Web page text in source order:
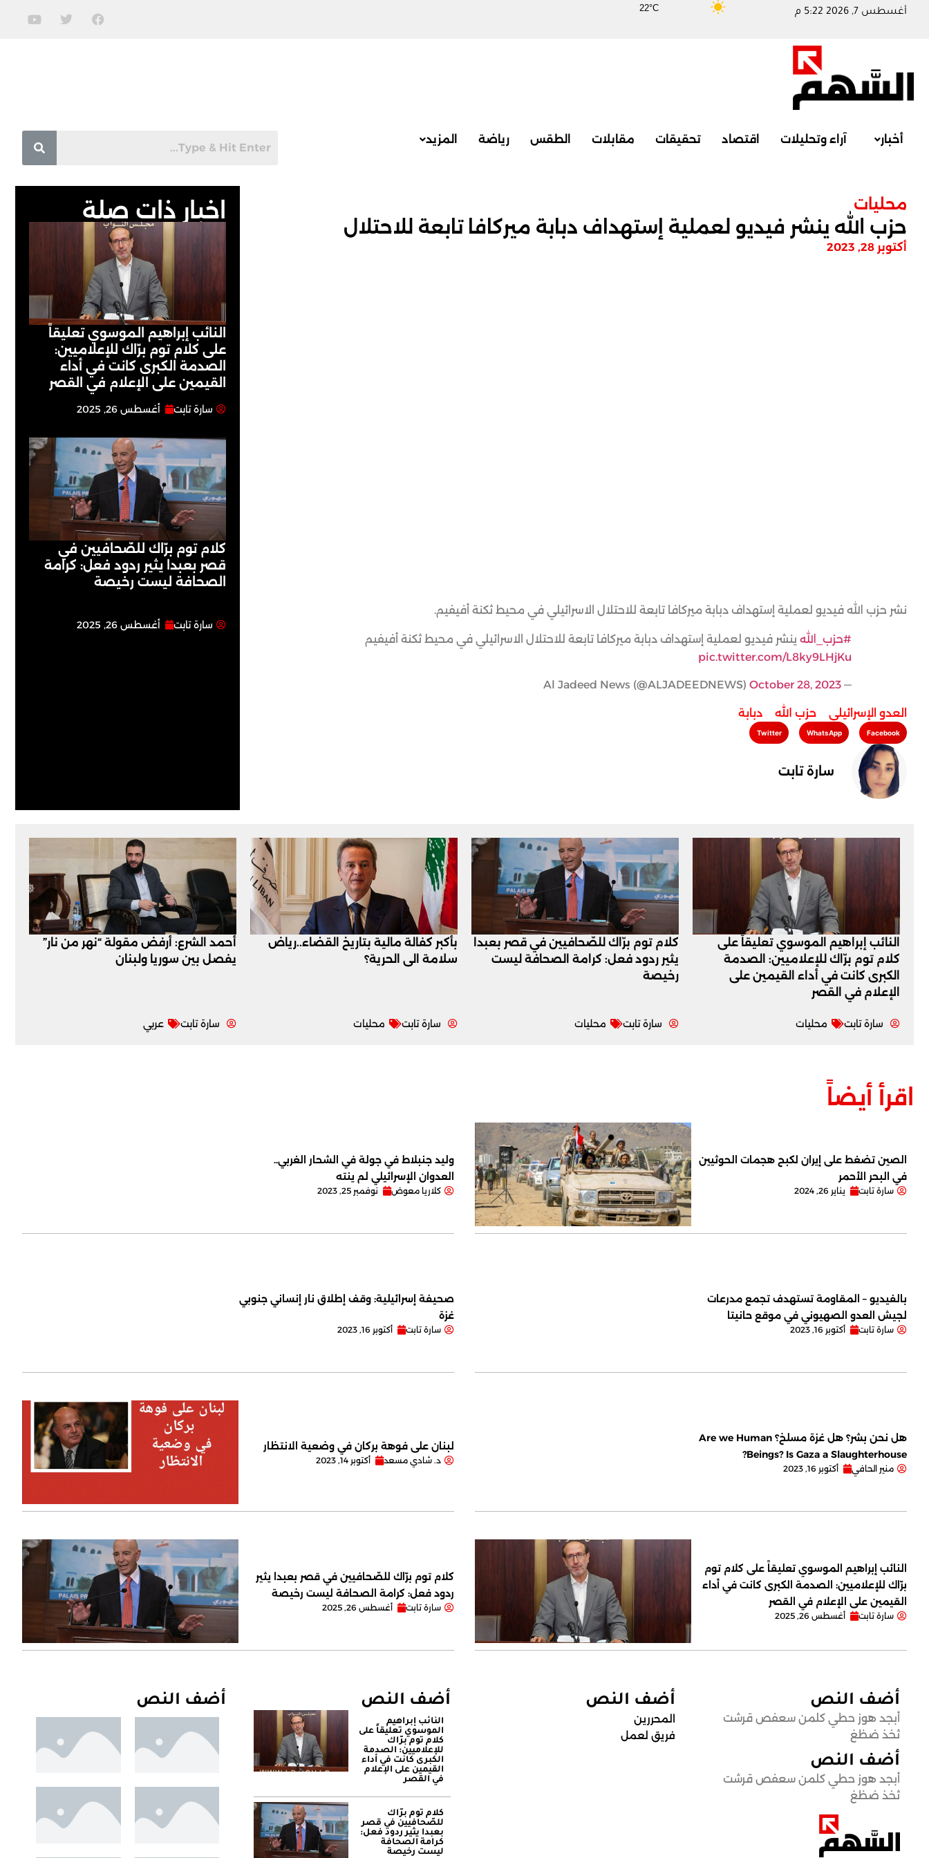
22°C أغسطس 7, 2026 5:22 م
أخبار آراء وتحليلات اقتصاد تحقيقات مقابلات الطقس رياضة المزيد
اخبار ذات صلة
النائب إبراهيم الموسوي تعليقاً
على كلام توم برّاك للإعلاميين:
الصدمة الكبرى كانت في أداء
القيمين على ‏الإعلام في القصر
سارة تابت أغسطس 26, 2025
كلام توم برّاك للصّحافيين في
قصر بعبدا يثير ردود فعل: كرامة
الصحافة ليست رخيصة
سارة تابت أغسطس 26, 2025
محليات
حزب الله ينشر فيديو لعملية إستهداف دبابة ميركافا تابعة للاحتلال
أكتوبر 28, 2023
نشر حزب الله فيديو لعملية إستهداف دبابة ميركافا تابعة للاحتلال الاسرائيلي في محيط ثكنة أفيفيم.
#حزب_الله ينشر فيديو لعملية إستهداف دبابة ميركافا تابعة للاحتلال الاسرائيلي في محيط ثكنة أفيفيم
pic.twitter.com/L8ky9LHjKu
— Al Jadeed News (@ALJADEEDNEWS)
October 28, 2023
العدو الإسرائيلي حزب الله دبابة
Facebook
WhatsApp
Twitter
سارة تابت
النائب إبراهيم الموسوي تعليقاً على
كلام توم برّاك للإعلاميين: الصدمة
الكبرى كانت في أداء القيمين على
‏الإعلام في القصر
سارة تابت محليات
كلام توم برّاك للصّحافيين في قصر بعبدا
يثير ردود فعل: كرامة الصحافة ليست
رخيصة
سارة تابت محليات
بأكبر كفالة مالية بتاريخ القضاء..رياض
سلامة الى الحرية؟
سارة تابت محليات
أحمد الشرع: أرفض مقولة “نهر من نار”
يفصل بين سوريا ولبنان
سارة تابت عربي
اقرأ أيضاً
الصين تضغط على إيران لكبح هجمات الحوثيين
في البحر الأحمر
سارة تابت يناير 26, 2024
وليد جنبلاط في جولة في الشحار الغربي..
العدوان الإسرائيلي لم ينته
كلاريا معوض نوفمبر 25, 2023
بالفيديو – المقاومة تستهدف تجمع مدرعات
لجيش العدو الصهيوني في موقع حانيتا
سارة تابت أكتوبر 16, 2023
صحيفة إسرائيلية: وقف إطلاق نار إنساني جنوبي
غزة
سارة تابت أكتوبر 16, 2023
هل نحن بشر؟ هل غزة مسلخ؟ Are we Human
Beings? Is Gaza a Slaughterhouse?
منير الحافي أكتوبر 16, 2023
لبنان على فوهة بركان في وضعية الانتظار
د. شادي مسعد أكتوبر 14, 2023
النائب إبراهيم الموسوي تعليقاً على كلام توم
برّاك للإعلاميين: الصدمة الكبرى كانت في أداء
القيمين على ‏الإعلام في القصر
سارة تابت أغسطس 26, 2025
كلام توم برّاك للصّحافيين في قصر بعبدا يثير
ردود فعل: كرامة الصحافة ليست رخيصة
سارة تابت أغسطس 26, 2025
أضف النص
أبجد هوز حطي كلمن سعفص قرشت
ثخذ ضظغ
أضف النص
أبجد هوز حطي كلمن سعفص قرشت
ثخذ ضظغ
أضف النص
المحررين
فريق لعمل
أضف النص
النائب إبراهيم
الموسوي تعليقاً على
كلام توم برّاك
للإعلاميين: الصدمة
الكبرى كانت في أداء
القيمين على ‏الإعلام
في القصر
كلام توم برّاك
للصّحافيين في قصر
بعبدا يثير ردود فعل:
كرامة الصحافة
ليست رخيصة
أضف النص